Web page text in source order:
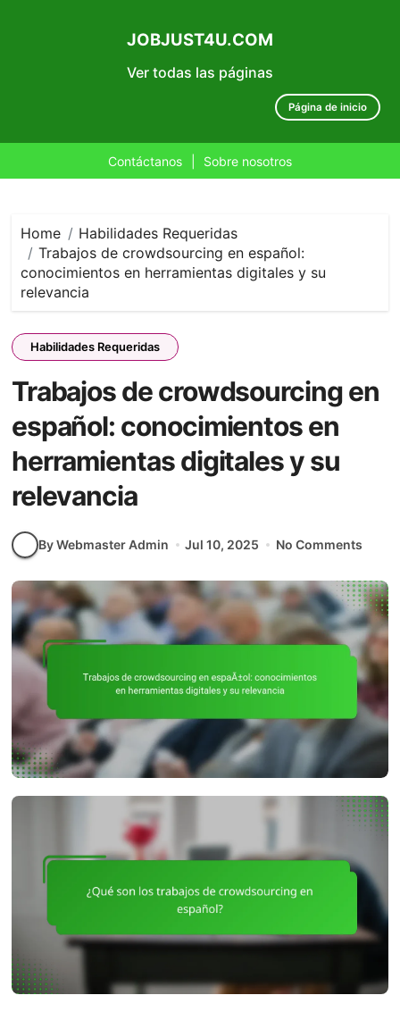
Ver todas las páginas
JOBJUST4U.COM
Página de inicio
Contáctanos Sobre nosotros
content
Home
Habilidades Requeridas
Trabajos de crowdsourcing en español:
conocimientos en herramientas digitales y su
relevancia
Habilidades Requeridas
Trabajos de crowdsourcing en
español: conocimientos en
herramientas digitales y su
relevancia
By Webmaster Admin Jul 10, 2025 No Comments